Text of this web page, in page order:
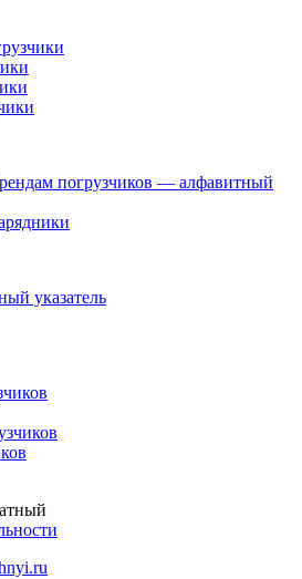
погрузчиков — алфавитный
указатель